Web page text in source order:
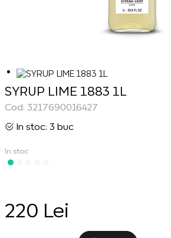
SYRUP LIME 1883 1L
Cod: 3217690016427
In stoc: 3 buc
în stoc
220 Lei